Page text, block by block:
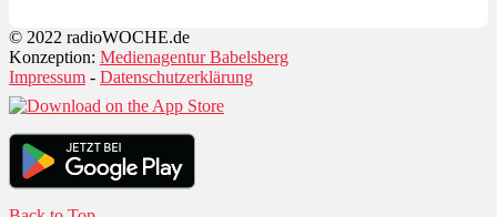
© 2022 radioWOCHE.de
Konzeption: Medienagentur Babelsberg
Impressum - Datenschutzerklärung